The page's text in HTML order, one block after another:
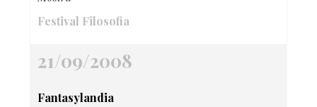
Festival Filosofia
21/09/2008
Fantasylandia